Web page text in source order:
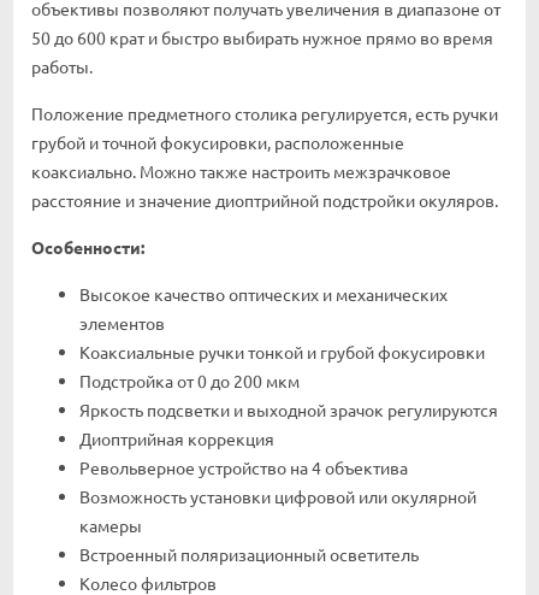
объективы позволяют получать увеличения в диапазоне от
50 до 600 крат и быстро выбирать нужное прямо во время
работы.
Положение предметного столика регулируется, есть ручки
грубой и точной фокусировки, расположенные
коаксиально. Можно также настроить межзрачковое
расстояние и значение диоптрийной подстройки окуляров.
Особенности:
Высокое качество оптических и механических
элементов
Коаксиальные ручки тонкой и грубой фокусировки
Подстройка от 0 до 200 мкм
Яркость подсветки и выходной зрачок регулируются
Диоптрийная коррекция
Револьверное устройство на 4 объектива
Возможность установки цифровой или окулярной
камеры
Встроенный поляризационный осветитель
Колесо фильтров